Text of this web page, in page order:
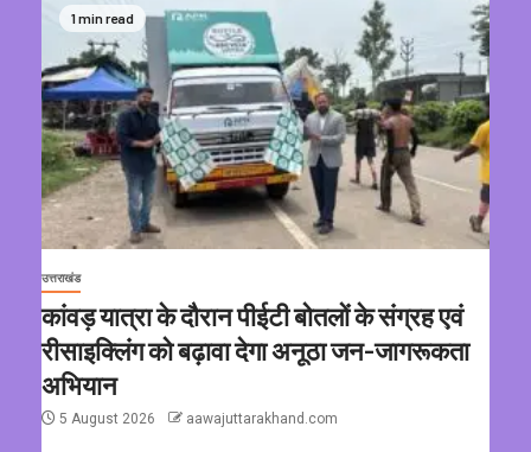
1 min read
उत्तराखंड
कांवड़ यात्रा के दौरान पीईटी बोतलों के संग्रह एवं
रीसाइक्लिंग को बढ़ावा देगा अनूठा जन-जागरूकता
अभियान
5 August 2026 aawajuttarakhand.com